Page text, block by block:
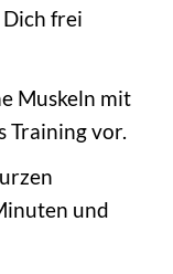
Dich frei
Muskeln mit
Training vor.
und